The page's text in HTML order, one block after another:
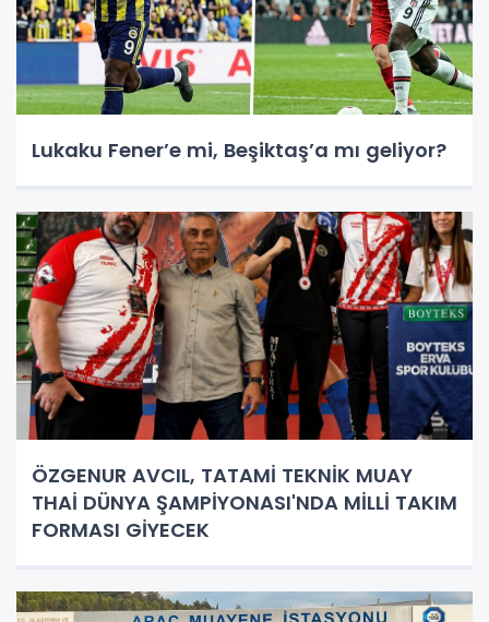
Lukaku Fener’e mi, Beşiktaş’a mı geliyor?
ÖZGENUR AVCIL, TATAMİ TEKNİK MUAY
THAİ DÜNYA ŞAMPİYONASI'NDA MİLLİ TAKIM
FORMASI GİYECEK